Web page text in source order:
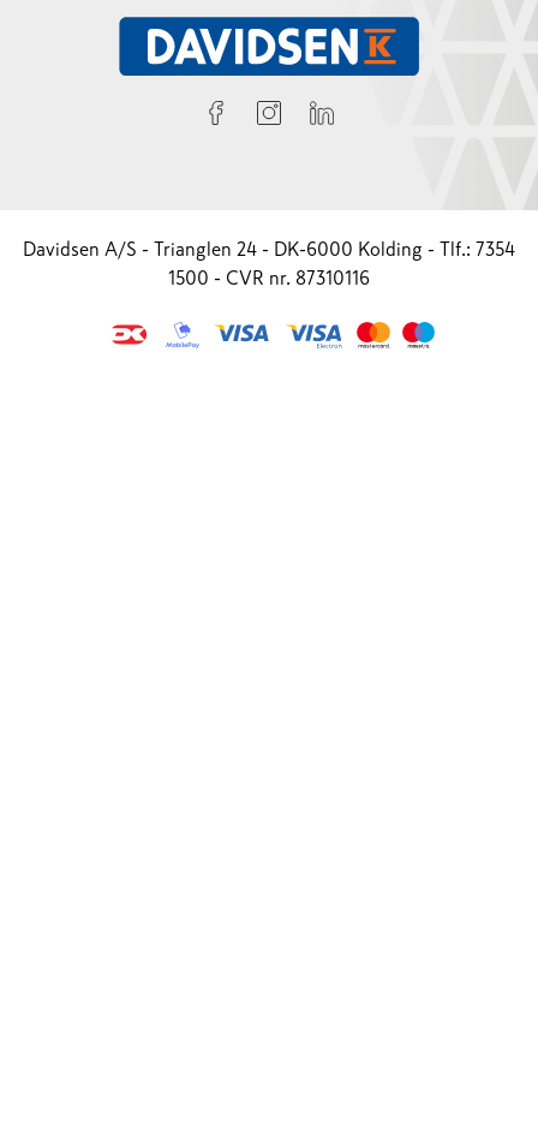
Davidsen A/S - Trianglen 24 - DK-6000 Kolding - Tlf.: 7354
1500 - CVR nr. 87310116